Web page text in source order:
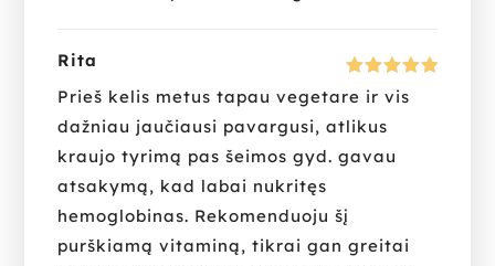
Įvertinima
s:
Rita
Prieš kelis metus tapau vegetare ir vis
dažniau jaučiausi pavargusi, atlikus
kraujo tyrimą pas šeimos gyd. gavau
atsakymą, kad labai nukritęs
hemoglobinas. Rekomenduoju šį
purškiamą vitaminą, tikrai gan greitai